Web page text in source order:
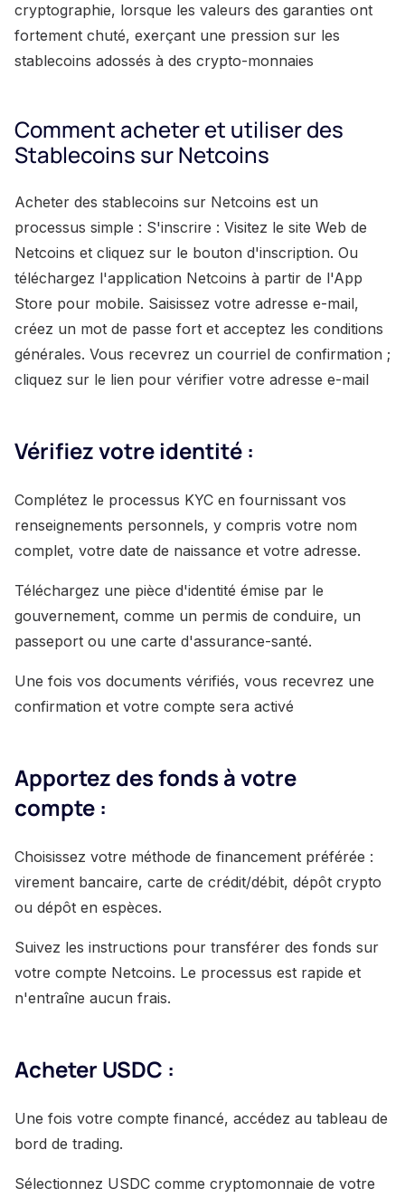
cryptographie, lorsque les valeurs des garanties ont
fortement chuté, exerçant une pression sur les
stablecoins adossés à des crypto-monnaies
Comment acheter et utiliser des
Stablecoins sur Netcoins
Acheter des stablecoins sur Netcoins est un
processus simple : S'inscrire : Visitez le site Web de
Netcoins et cliquez sur le bouton d'inscription. Ou
téléchargez l'application Netcoins à partir de l'App
Store pour mobile. Saisissez votre adresse e-mail,
créez un mot de passe fort et acceptez les conditions
générales. Vous recevrez un courriel de confirmation ;
cliquez sur le lien pour vérifier votre adresse e-mail
Vérifiez votre identité :
Complétez le processus KYC en fournissant vos
renseignements personnels, y compris votre nom
complet, votre date de naissance et votre adresse.
Téléchargez une pièce d'identité émise par le
gouvernement, comme un permis de conduire, un
passeport ou une carte d'assurance-santé.
Une fois vos documents vérifiés, vous recevrez une
confirmation et votre compte sera activé
Apportez des fonds à votre
compte :
Choisissez votre méthode de financement préférée :
virement bancaire, carte de crédit/débit, dépôt crypto
ou dépôt en espèces.
Suivez les instructions pour transférer des fonds sur
votre compte Netcoins. Le processus est rapide et
n'entraîne aucun frais.
Acheter USDC :
Une fois votre compte financé, accédez au tableau de
bord de trading.
Sélectionnez USDC comme cryptomonnaie de votre